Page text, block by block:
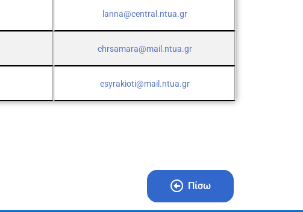
lanna@central.ntua.gr
chrsamara@mail.ntua.gr
esyrakioti@mail.ntua.gr
Πίσω